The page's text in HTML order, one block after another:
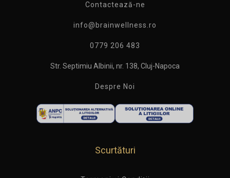
Contactează-ne
info@brainwellness.ro
0779 206 483
Str. Septimiu Albinii, nr. 138, Cluj-Napoca
Despre Noi
Scurtături